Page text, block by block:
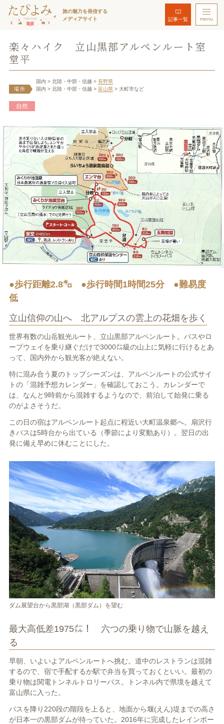
旅の魅力を発信する
メディアサイト
記事一覧 menu
楽々ハイク 立山黒部アルペンルート室
堂平
場所
国内 > 北陸・中部・信越 > 長野県
国内 > 北陸・中部・信越 > 富山県 > 大町市など
自然
●歩行距離2.8㌔ ●歩行時間1時間25分 ●難易度
低
立山信仰の山へ 北アルプスの雲上の花畑を歩く
世界有数の山岳観光ルート、立山黒部アルペンルート。バスやロ
ープウェイを乗り継ぐだけで3000㍍級の山上に気軽に行けるとあ
って、国内外から観光客が絶えない。
特に混み合う夏のトップシーズンは、アルペンルートの公式サイ
トの「混雑予想カレンダー」を確認しておこう。カレンダーで
は、なんと9時前から混雑するようなので、前泊して始発に乗る
のがよさそうだ。
この日の宿はアルペンルート起点に程近い大町温泉郷へ。扇沢行
きバスは5時台から出ている（季節により変動あり）。翌日の出
発に備え早めに休むことにした。
ダム展望台から黒部湖（黒部ダム）を望む
最大高低差1975㍍！ 六つの乗り物で山脈を越え
る
早朝、いよいよアルペンルートへ挑む。道中のレストランは混雑
するので、宿で手配するか駅で弁当を買っておくといい。最初の
乗り物は関電トンネルトロリーバス。トンネル内で県境を越えて
富山県に入った。
バスを降り220段の階段を上ると、地面から堰(えん)堤までの高さ
が日本一の黒部ダムが待っていた。2016年に完成したレインボー